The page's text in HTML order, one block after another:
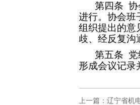
第四条 协
进行。协会班
组织提出的意
歧、经反复沟
第五条
形成会议记录
上一篇： 辽宁省机